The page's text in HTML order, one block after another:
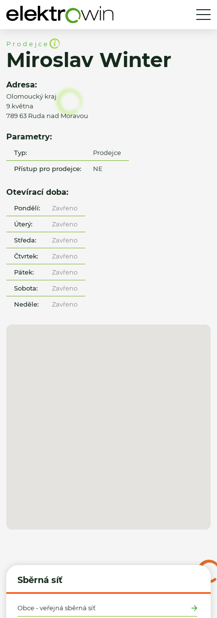
Sběrná síť
Obce - veřejná sběrná síť
Prodejce
Miroslav Winter
Adresa:
Olomoucký kraj
9.května
789 63 Ruda nad Moravou
Parametry:
Typ: Prodejce
Přístup pro prodejce: NE
Otevírací doba:
Pondělí: Zavřeno
Úterý: Zavřeno
Středa: Zavřeno
Čtvrtek: Zavřeno
Pátek: Zavřeno
Sobota: Zavřeno
Neděle: Zavřeno